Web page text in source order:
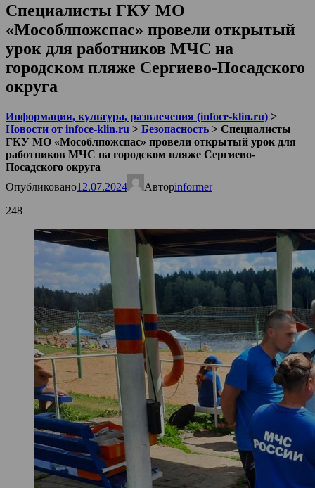
Специалисты ГКУ МО
«Мособлпожспас» провели открытый
урок для работников МЧС на
городском пляже Сергиево-Посадского
округа
Информация, культура, развлечения (infoce-klin.ru) >
Новости от infoce-klin.ru > Безопасность > Специалисты
ГКУ МО «Мособлпожспас» провели открытый урок для
работников МЧС на городском пляже Сергиево-
Посадского округа
Опубликовано12.07.2024 Авторinformer
248